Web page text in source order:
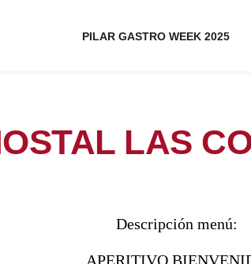
PILAR GASTRO WEEK 2025
LAS
Descripción menú:
APERITIVO